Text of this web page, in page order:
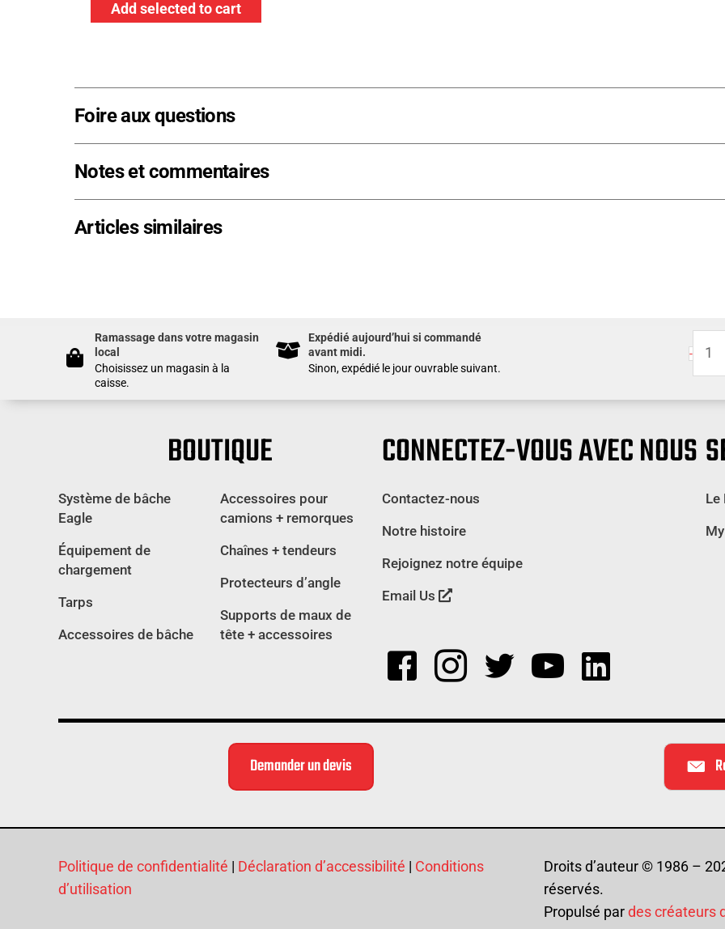
œillet
Add selected to cart
Foire aux questions
Notes et commentaires
Articles similaires
Ramassage dans votre magasin
local
Choisissez un magasin à la
caisse.
Expédié aujourd’hui si commandé
avant midi.
Sinon, expédié le jour ouvrable suivant.
-
de
piquet
BOUTIQUE
Système de bâche
Eagle
Équipement de
chargement
Tarps
Accessoires de bâche
Accessoires pour
camions + remorques
Chaînes + tendeurs
Protecteurs d’angle
Supports de maux de
tête + accessoires
CONNECTEZ-VOUS AVEC NOUS
Contactez-nous
Notre histoire
Rejoignez notre équipe
Email Us
Le
Demander un devis
Politique de confidentialité | Déclaration d’accessibilité | Conditions
d’utilisation
Droits d’auteur © 1986 –
réservés.
Propulsé pardes créateurs